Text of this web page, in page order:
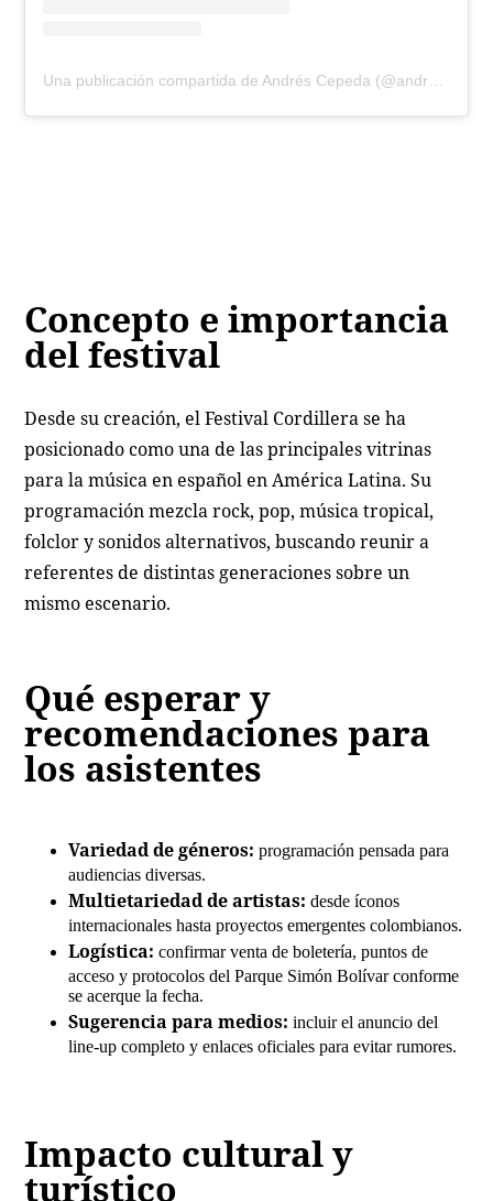
Una publicación compartida de Andrés Cepeda (@andrescepeda)
Concepto e importancia
del festival
Desde su creación, el Festival Cordillera se ha
posicionado como una de las principales vitrinas
para la música en español en América Latina. Su
programación mezcla rock, pop, música tropical,
folclor y sonidos alternativos, buscando reunir a
referentes de distintas generaciones sobre un
mismo escenario.
Qué esperar y
recomendaciones para
los asistentes
Variedad de géneros: programación pensada para
audiencias diversas.
Multietariedad de artistas: desde íconos
internacionales hasta proyectos emergentes colombianos.
Logística:confirmar venta de boletería, puntos de
acceso y protocolos del Parque Simón Bolívar conforme
se acerque la fecha.
Sugerencia para medios:incluir el anuncio del
line‑up completo y enlaces oficiales para evitar rumores.
Impacto cultural y
turístico